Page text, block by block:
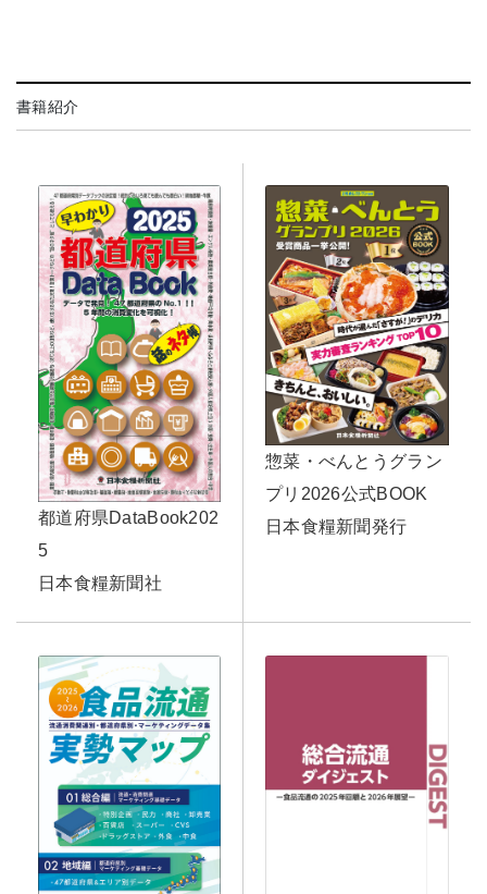
書籍紹介
都道府県DataBook202
5
日本食糧新聞社
惣菜・べんとうグラン
プリ2026公式BOOK
日本食糧新聞発行